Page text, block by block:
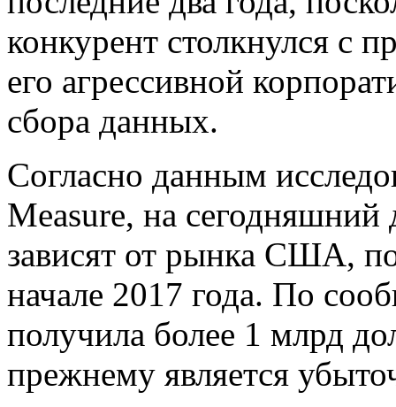
конкурент столкнулся с
его агрессивной
сбора данных.
Согласно данным
Measure, на
зависят от рынка США,
начале 2017 года. По
получила более 1 млрд
прежнему является